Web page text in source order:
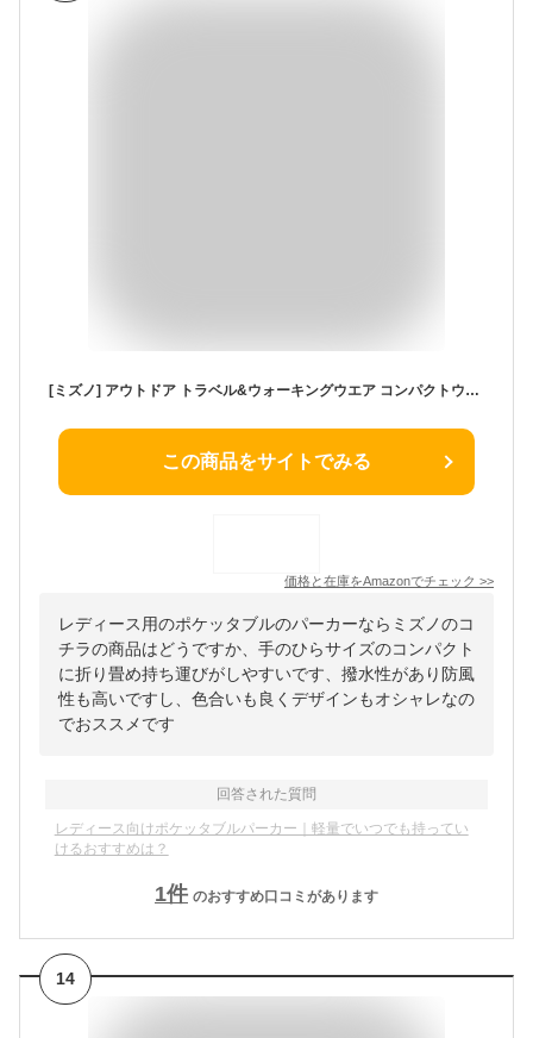
[ミズノ] アウトドア トラベル&ウォーキングウエア コンパクトウォーターリパレント コート 撥水 防風 go to by B2ME1250 レディース ケルプベージュ S
この商品をサイトでみる
価格と在庫をAmazonでチェック >>
レディース用のポケッタブルのパーカーならミズノのコ
チラの商品はどうですか、手のひらサイズのコンパクト
に折り畳め持ち運びがしやすいです、撥水性があり防風
性も高いですし、色合いも良くデザインもオシャレなの
でおススメです
回答された質問
レディース向けポケッタブルパーカー｜軽量でいつでも持ってい
けるおすすめは？
1件 のおすすめ口コミがあります
14